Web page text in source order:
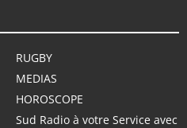
RUGBY
MEDIAS
HOROSCOPE
Sud Radio à votre Service avec